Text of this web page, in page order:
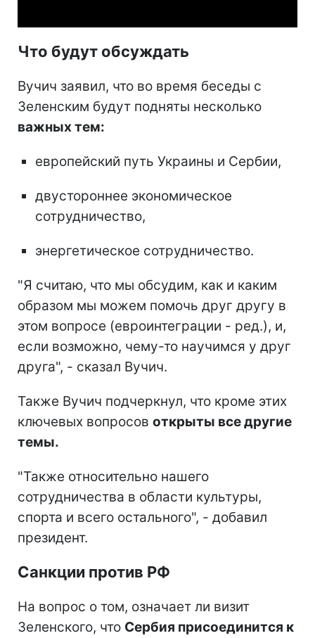
Что будут обсуждать
Вучич заявил, что во время беседы с
Зеленским будут подняты несколько
важных тем:
европейский путь Украины и Сербии,
двустороннее экономическое
сотрудничество,
энергетическое сотрудничество.
"Я считаю, что мы обсудим, как и каким
образом мы можем помочь друг другу в
этом вопросе (евроинтеграции - ред.), и,
если возможно, чему-то научимся у друг
друга", - сказал Вучич.
Также Вучич подчеркнул, что кроме этих
ключевых вопросов открыты все другие
темы.
"Также относительно нашего
сотрудничества в области культуры,
спорта и всего остального", - добавил
президент.
Санкции против РФ
На вопрос о том, означает ли визит
Зеленского, что Сербия присоединится к